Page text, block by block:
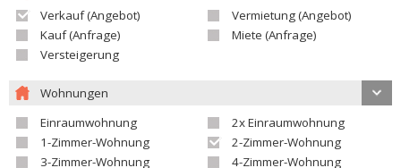
Verkauf (Angebot)
Vermietung (Angebot)
Kauf (Anfrage)
Miete (Anfrage)
Versteigerung
Wohnungen
Einraumwohnung
2x Einraumwohnung
1-Zimmer-Wohnung
2-Zimmer-Wohnung
3-Zimmer-Wohnung
4-Zimmer-Wohnung